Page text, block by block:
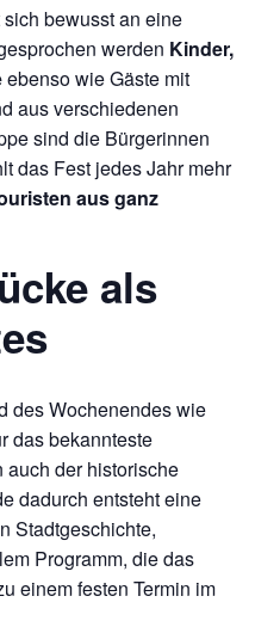
bewusst an eine
werden Kinder,
ebenso wie Gäste mit
aus verschiedenen
sind die Bürgerinnen
das Fest jedes Jahr mehr
aus ganz
als
des Wochenendes wie
das bekannteste
auch der historische
dadurch entsteht eine
Stadtgeschichte,
Programm, die das
einem festen Termin im